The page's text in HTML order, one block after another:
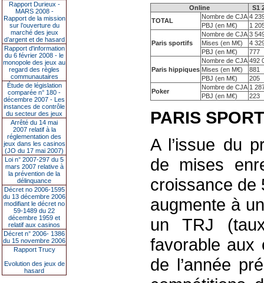
Rapport Durieux -
MARS 2008 -
Rapport de la mission
sur l’ouverture du
marché des jeux
d’argent et de hasard
Rapport d'information
du 6 février 2008 - le
monopole des jeux au
regard des règles
communautaires
Étude de législation
comparée n° 180 -
décembre 2007 - Les
instances de contrôle
du secteur des jeux
Arrêté du 14 mai
2007 relatif à la
réglementation des
jeux dans les casinos
(JO du 17 mai 2007)
Loi n° 2007-297 du 5
mars 2007 relative à
la prévention de la
délinquance
Décret no 2006-1595
du 13 décembre 2006
modifiant le décret no
59-1489 du 22
décembre 1959 et
relatif aux casinos
Décret n° 2006- 1386
du 15 novembre 2006
Rapport Trucy
Evolution des jeux de
hasard
Online
S1
TOTAL
Nombre de CJA 4
PBJ (en M€)
1
Paris sportifs
Nombre de CJA 3
Mises (en M€)
4
PBJ (en M€)
777
Paris hippiques
Nombre de CJA 492
Mises (en M€)
881
PBJ (en M€)
205
Poker
Nombre de CJA 1
PBJ (en M€)
223
PARIS
A l’issue du
de mises
croissance de
augmente à
un TRJ
favorable aux
de l’année